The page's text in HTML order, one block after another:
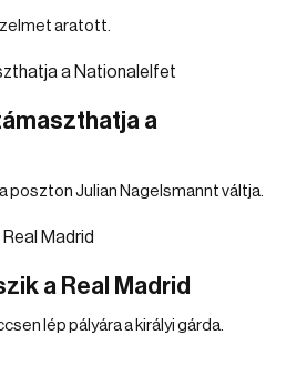
aratott.
a
poszton Julian Nagelsmannt váltja.
a Real Madrid
lép pályára a királyi gárda.